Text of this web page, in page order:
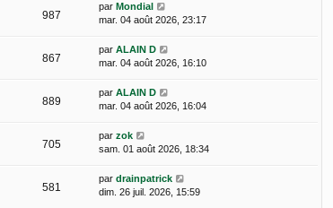
987
par Mondial
mar. 04 août 2026, 23:17
867
par ALAIN D
mar. 04 août 2026, 16:10
889
par ALAIN D
mar. 04 août 2026, 16:04
705
par zok
sam. 01 août 2026, 18:34
581
par drainpatrick
dim. 26 juil. 2026, 15:59